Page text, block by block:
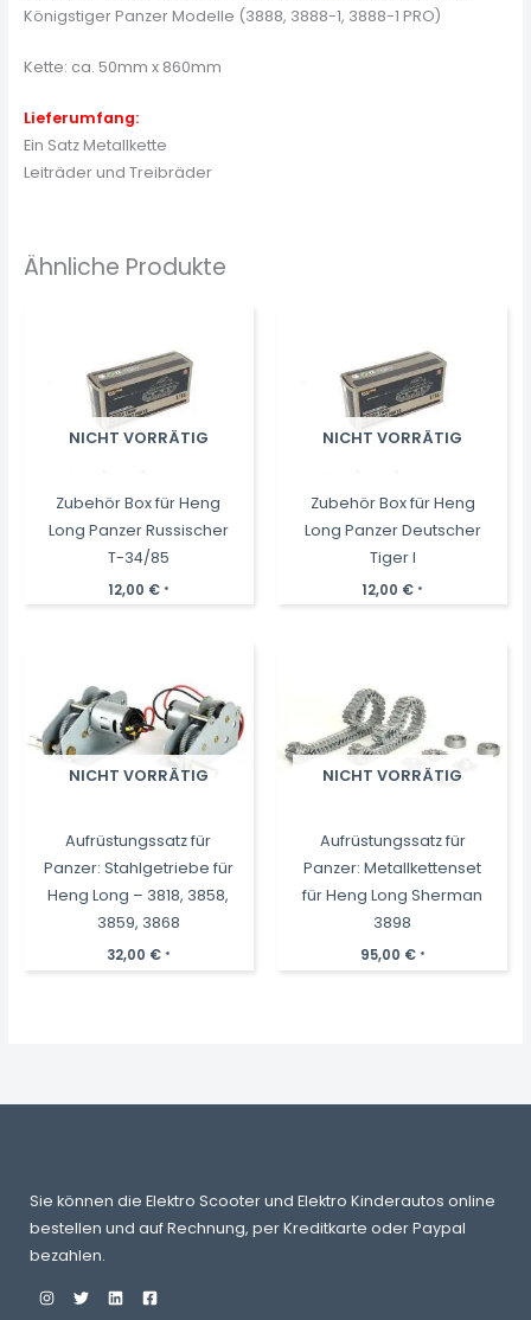
Königstiger Panzer Modelle (3888, 3888-1, 3888-1 PRO)
Kette: ca. 50mm x 860mm
Lieferumfang:
Ein Satz Metallkette
Leiträder und Treibräder
Ähnliche Produkte
NICHT VORRÄTIG
Zubehör Box für Heng
Long Panzer Russischer
T-34/85
12,00 € *
NICHT VORRÄTIG
Zubehör Box für Heng
Long Panzer Deutscher
Tiger I
12,00 € *
NICHT VORRÄTIG
Aufrüstungssatz für
Panzer: Stahlgetriebe für
Heng Long – 3818, 3858,
3859, 3868
32,00 € *
NICHT VORRÄTIG
Aufrüstungssatz für
Panzer: Metallkettenset
für Heng Long Sherman
3898
95,00 € *
Sie können die Elektro Scooter und Elektro Kinderautos online
bestellen und auf Rechnung, per Kreditkarte oder Paypal
bezahlen.